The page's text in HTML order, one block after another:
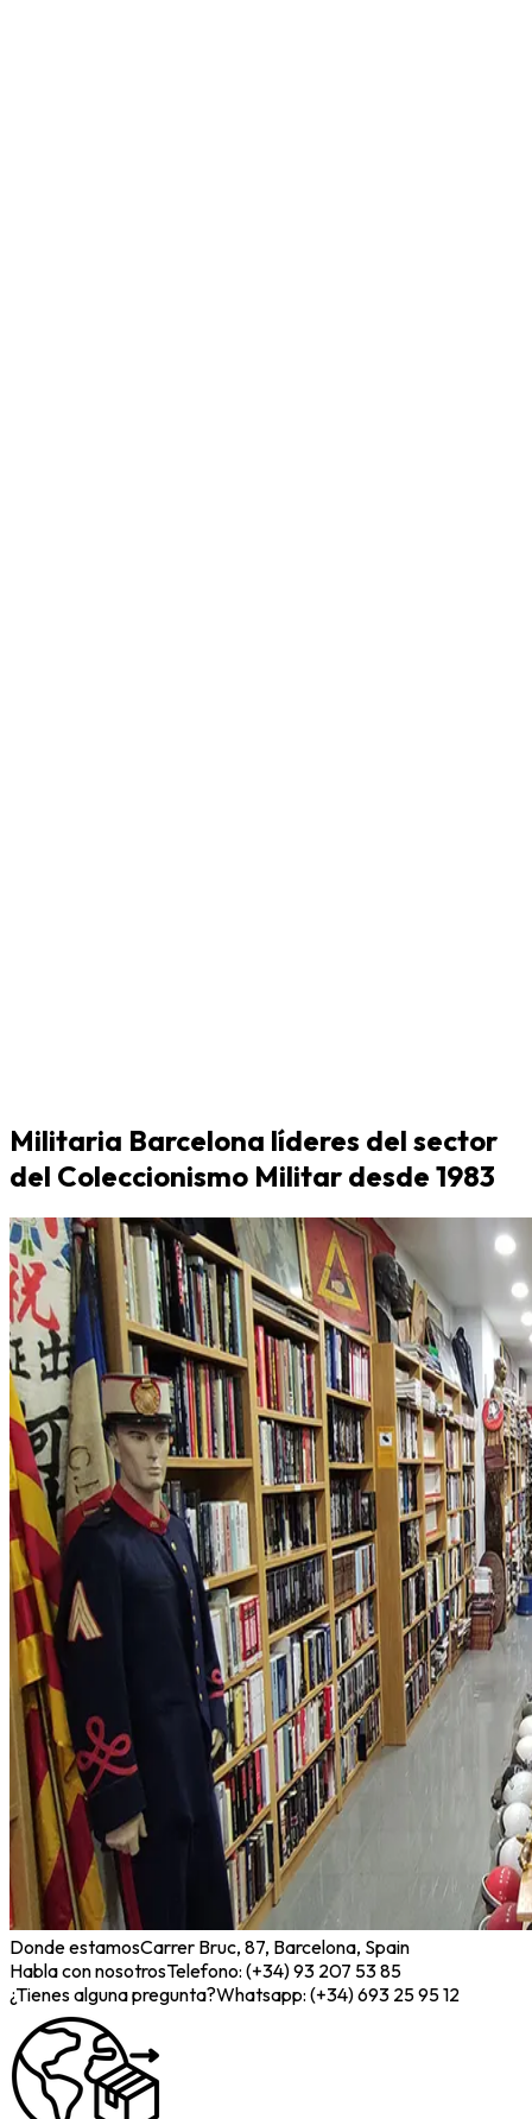
Militaria Barcelona líderes del sector
del Coleccionismo Militar desde 1983
Donde estamosCarrer Bruc, 87, Barcelona, Spain
Habla con nosotrosTelefono: (+34) 93 207 53 85
¿Tienes alguna pregunta?Whatsapp: (+34) 693 25 95 12